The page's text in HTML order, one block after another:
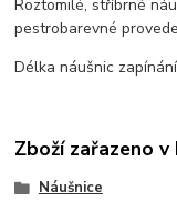
Roztomilé, stříbrné
pestrobarevné
Délka náušnic
Zboží zařazeno
Náušnice